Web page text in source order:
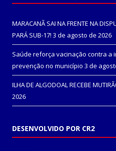
MARACANÃ SAI NA FRENTE NA
PARÁ SUB-17! 3 de agosto de 2026
Saúde reforça vacinação contra a
prevenção no município 3 de
ILHA DE ALGODOAL RECEBE
2026
DESENVOLVIDO POR CR2